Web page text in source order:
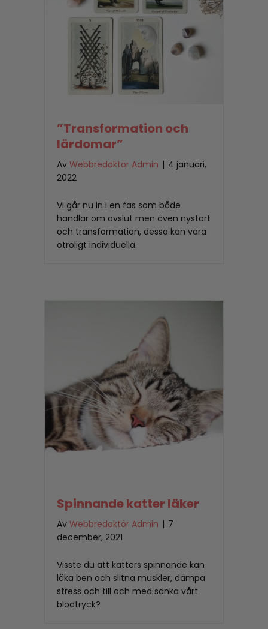
”Transformation och
lärdomar”
Av Webbredaktör Admin | 4 januari,
2022
Vi går nu in i en fas som både
handlar om avslut men även nystart
och transformation, dessa kan vara
otroligt individuella.
Spinnande katter läker
Av Webbredaktör Admin | 7
december, 2021
Visste du att katters spinnande kan
läka ben och slitna muskler, dämpa
stress och till och med sänka vårt
blodtryck?